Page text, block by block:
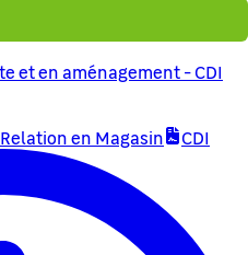
et en aménagement - CDI
en Magasin CDI